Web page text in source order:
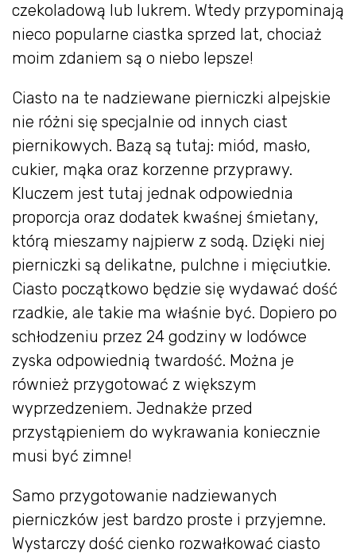
czekoladową lub lukrem. Wtedy przypominają
nieco popularne ciastka sprzed lat, chociaż
moim zdaniem są o niebo lepsze!
Ciasto na te nadziewane pierniczki alpejskie
nie różni się specjalnie od innych ciast
piernikowych. Bazą są tutaj: miód, masło,
cukier, mąka oraz korzenne przyprawy.
Kluczem jest tutaj jednak odpowiednia
proporcja oraz dodatek kwaśnej śmietany,
którą mieszamy najpierw z sodą. Dzięki niej
pierniczki są delikatne, pulchne i mięciutkie.
Ciasto początkowo będzie się wydawać dość
rzadkie, ale takie ma właśnie być. Dopiero po
schłodzeniu przez 24 godziny w lodówce
zyska odpowiednią twardość. Można je
również przygotować z większym
wyprzedzeniem. Jednakże przed
przystąpieniem do wykrawania koniecznie
musi być zimne!
Samo przygotowanie nadziewanych
pierniczków jest bardzo proste i przyjemne.
Wystarczy dość cienko rozwałkować ciasto